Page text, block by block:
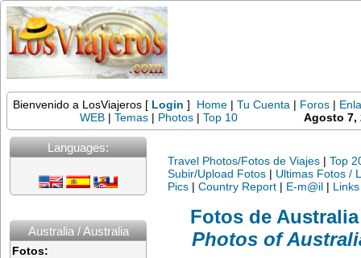
Bienvenido a LosViajeros [ Login ] Home | Tu Cuenta | Foros |
WEB| Temas| Photos | Top 10 Agosto 7,
Languages:
Australia / Australia
Fotos:
Travel Photos/Fotos de Viajes | Top
Subir/Upload Fotos | Ultimas Fotos /
Pics | Country Report | E-m@il | Links
Fotos de Australia
Photos of